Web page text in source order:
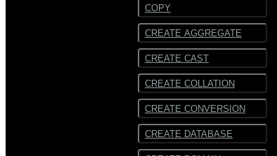
COPY
CREATE AGGREGATE
CREATE CAST
CREATE COLLATION
CREATE CONVERSION
CREATE DATABASE